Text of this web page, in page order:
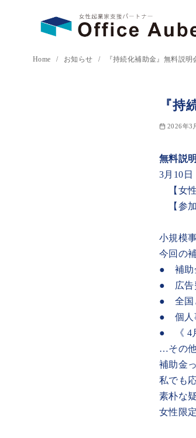
Home お知らせ 『持続化補助金』無料説明
『持
2026年3
無料説
3月10
【女性
【参加
小規模
今回の
● 補助
● 広告
● 全国
● 個人
● 《 4
…その他
補助金
私でも
素朴な
女性限